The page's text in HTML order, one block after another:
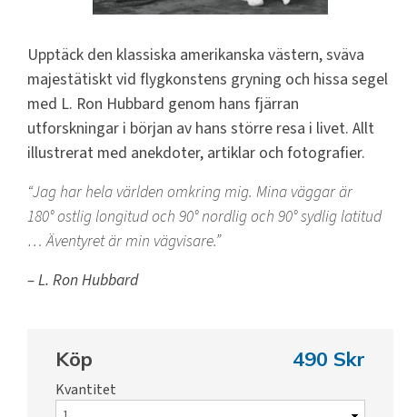
Upptäck den klassiska amerikanska västern, sväva
majestätiskt vid flygkonstens gryning och hissa segel
med L. Ron Hubbard genom hans fjärran
utforskningar i början av hans större resa i livet. Allt
illustrerat med anekdoter, artiklar och fotografier.
Jag har hela världen omkring mig. Mina väggar är
180° ostlig longitud och 90° nordlig och 90° sydlig latitud
… Äventyret är min vägvisare.
– L. Ron Hubbard
Köp 490 Skr
Kvantitet